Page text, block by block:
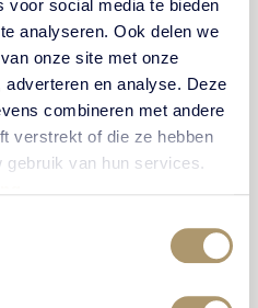
voor social media te bieden
analyseren. Ook delen we
onze site met onze
en analyse. Deze
combineren met andere
verstrekt of die ze hebben
van hun services.